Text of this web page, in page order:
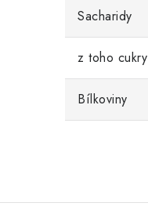
Sacharidy
z toho cukry
Bílkoviny